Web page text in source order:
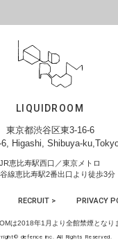
LIQUIDROOM
東京都渋谷区東3-16-6
6, Higashi, Shibuya-
JR恵比寿駅西口／東京メトロ
線恵比寿駅2番出口より徒歩3分
RECRUIT > PRIVACY
は2018年1月より全館禁煙となり
defence inc. All Rights Reserved.